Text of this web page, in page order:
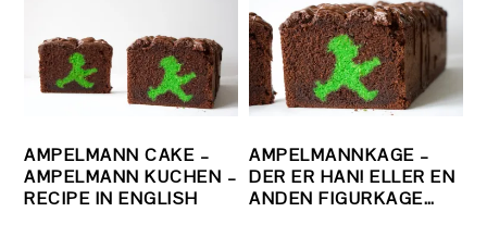
AMPELMANN CAKE –
AMPELMANN KUCHEN –
RECIPE IN ENGLISH
AMPELMANNKAGE –
DER ER HAN! ELLER EN
ANDEN FIGURKAGE…